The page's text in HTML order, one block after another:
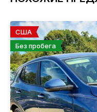
США
Без пробега